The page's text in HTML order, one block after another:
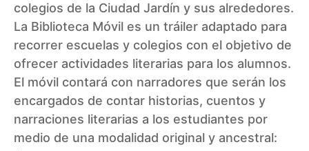
colegios de la Ciudad Jardín y sus alrededores.
La Biblioteca Móvil es un tráiler adaptado para
recorrer escuelas y colegios con el objetivo de
ofrecer actividades literarias para los alumnos.
El móvil contará con narradores que serán los
encargados de contar historias, cuentos y
narraciones literarias a los estudiantes por
medio de una modalidad original y ancestral: